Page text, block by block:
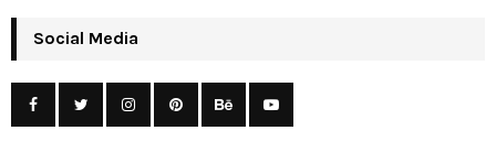
Social Media